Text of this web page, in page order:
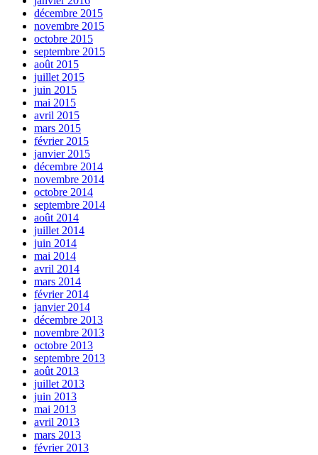
décembre 2015
novembre 2015
octobre 2015
septembre 2015
août 2015
juillet 2015
juin 2015
mai 2015
avril 2015
mars 2015
février 2015
janvier 2015
décembre 2014
novembre 2014
octobre 2014
septembre 2014
août 2014
juillet 2014
juin 2014
mai 2014
avril 2014
mars 2014
février 2014
janvier 2014
décembre 2013
novembre 2013
octobre 2013
septembre 2013
août 2013
juillet 2013
juin 2013
mai 2013
avril 2013
mars 2013
février 2013